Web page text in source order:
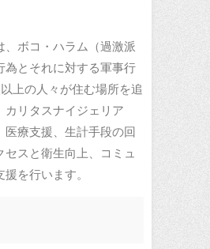
、ボコ・ハラム（過激派
為とそれに対する軍事行
上の人々が住む場所を追
カリタスナイジェリア
医療支援、生計手段の回
セスと衛生向上、コミュ
を行います。